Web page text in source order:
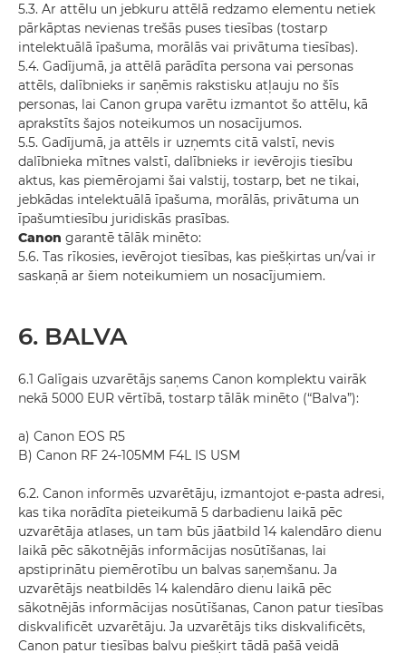
5.3. Ar attēlu un jebkuru attēlā redzamo elementu netiek
pārkāptas nevienas trešās puses tiesības (tostarp
intelektuālā īpašuma, morālās vai privātuma tiesības).
5.4. Gadījumā, ja attēlā parādīta persona vai personas
attēls, dalībnieks ir saņēmis rakstisku atļauju no šīs
personas, lai Canon grupa varētu izmantot šo attēlu, kā
aprakstīts šajos noteikumos un nosacījumos.
5.5. Gadījumā, ja attēls ir uzņemts citā valstī, nevis
dalībnieka mītnes valstī, dalībnieks ir ievērojis tiesību
aktus, kas piemērojami šai valstij, tostarp, bet ne tikai,
jebkādas intelektuālā īpašuma, morālās, privātuma un
īpašumtiesību juridiskās prasības.
Canon garantē tālāk minēto:
5.6. Tas rīkosies, ievērojot tiesības, kas piešķirtas un/vai ir
saskaņā ar šiem noteikumiem un nosacījumiem.
6. BALVA
6.1 Galīgais uzvarētājs saņems Canon komplektu vairāk
nekā 5000 EUR vērtībā, tostarp tālāk minēto (“Balva”):
a) Canon EOS R5
B) Canon RF 24-105MM F4L IS USM
6.2. Canon informēs uzvarētāju, izmantojot e-pasta adresi,
kas tika norādīta pieteikumā 5 darbadienu laikā pēc
uzvarētāja atlases, un tam būs jāatbild 14 kalendāro dienu
laikā pēc sākotnējās informācijas nosūtīšanas, lai
apstiprinātu piemērotību un balvas saņemšanu. Ja
uzvarētājs neatbildēs 14 kalendāro dienu laikā pēc
sākotnējās informācijas nosūtīšanas, Canon patur tiesības
diskvalificēt uzvarētāju. Ja uzvarētājs tiks diskvalificēts,
Canon patur tiesības balvu piešķirt tādā pašā veidā